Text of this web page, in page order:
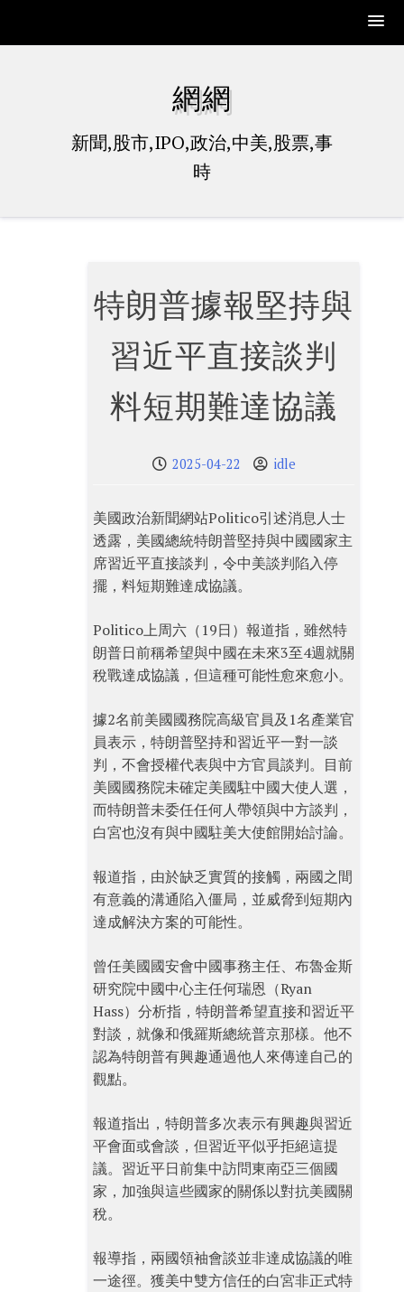
網網
新聞,股市,IPO,政治,中美,股票,事
時
特朗普據報堅持與
習近平直接談判
料短期難達協議
2025-04-22 idle
美國政治新聞網站Politico引述消息人士
透露，美國總統特朗普堅持與中國國家主
席習近平直接談判，令中美談判陷入停
擺，料短期難達成協議。
Politico上周六（19日）報道指，雖然特
朗普日前稱希望與中國在未來3至4週就關
稅戰達成協議，但這種可能性愈來愈小。
據2名前美國國務院高級官員及1名產業官
員表示，特朗普堅持和習近平一對一談
判，不會授權代表與中方官員談判。目前
美國國務院未確定美國駐中國大使人選，
而特朗普未委任任何人帶領與中方談判，
白宮也沒有與中國駐美大使館開始討論。
報道指，由於缺乏實質的接觸，兩國之間
有意義的溝通陷入僵局，並威脅到短期內
達成解決方案的可能性。
曾任美國國安會中國事務主任、布魯金斯
研究院中國中心主任何瑞恩（Ryan
Hass）分析指，特朗普希望直接和習近平
對談，就像和俄羅斯總統普京那樣。他不
認為特朗普有興趣通過他人來傳達自己的
觀點。
報道指出，特朗普多次表示有興趣與習近
平會面或會談，但習近平似乎拒絕這提
議。習近平日前集中訪問東南亞三個國
家，加強與這些國家的關係以對抗美國關
稅。
報導指，兩國領袖會談並非達成協議的唯
一途徑。獲美中雙方信任的白宮非正式特